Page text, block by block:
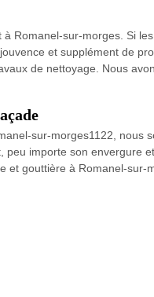
Romanel-sur-morges. Si
et supplément de
de nettoyage. Nous
sur-morges1122, nous
peu importe son envergure
et gouttière à Romanel-sur-